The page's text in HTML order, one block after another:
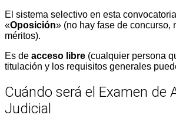
El sistema selectivo en esta
«Oposición» (no hay fase de concurso,
méritos).
Es de acceso libre (cualquier persona
titulación y los requisitos generales
Cuándo será el Examen de
Judicial